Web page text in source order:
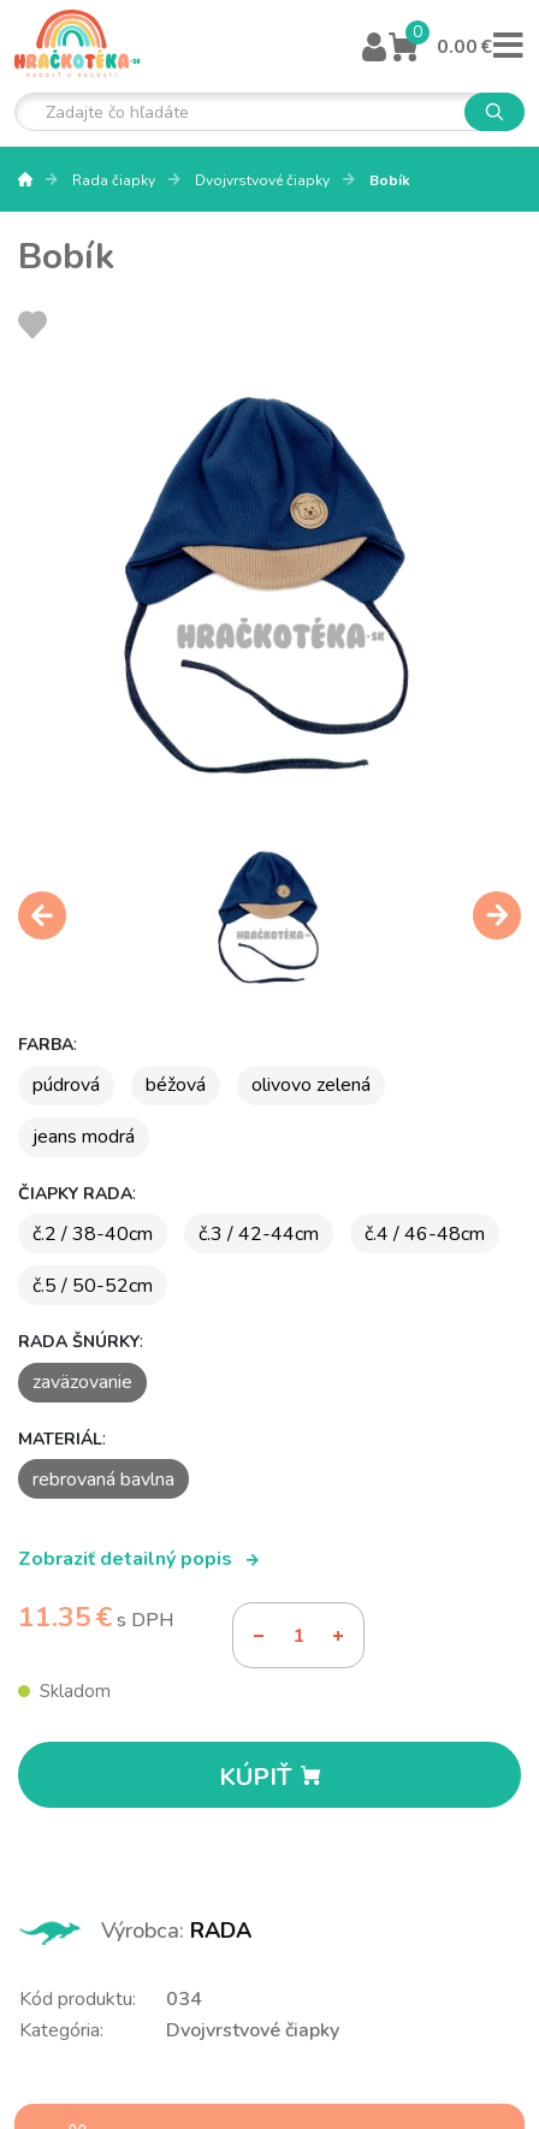
0
0.00 €
Rada čiapky Dvojvrstvové čiapky Bobík
Bobík
FARBA:
púdrová
béžová
olivovo zelená
jeans modrá
ČIAPKY RADA:
č.2 / 38-40cm
č.3 / 42-44cm
č.4 / 46-48cm
č.5 / 50-52cm
RADA ŠNÚRKY:
zaväzovanie
MATERIÁL:
rebrovaná bavlna
Zobraziť detailný popis
11.35 €s DPH
Skladom
KÚPIŤ
Výrobca: RADA
Kód produktu:
034
Kategória:
Dvojvrstvové čiapky